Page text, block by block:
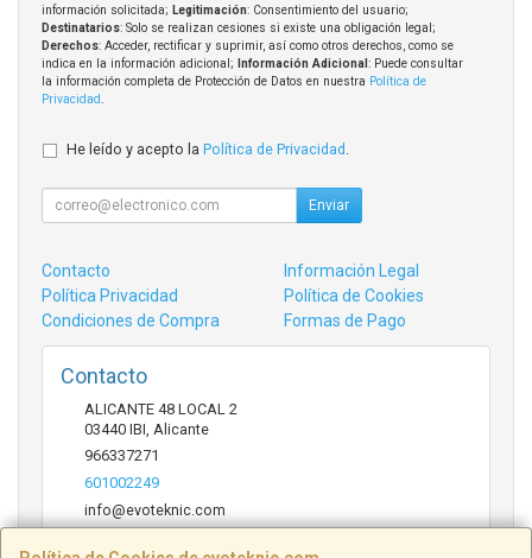
información solicitada; Legitimación: Consentimiento del usuario;
Destinatarios: Solo se realizan cesiones si existe una obligación legal;
Derechos: Acceder, rectificar y suprimir, así como otros derechos, como se
indica en la información adicional;
Información Adicional : Puede consultar
la información completa de Protección de Datos en nuestra Política de
Privacidad
He leído y acepto la Política de Privacidad
Enviar
Contacto
Información Legal
Política Privacidad
Política de Cookies
Condiciones de Compra
Formas de Pago
Contacto
ALICANTE 48 LOCAL 2
03440 IBI Alicante
966337271
601002249
info@evoteknic.com